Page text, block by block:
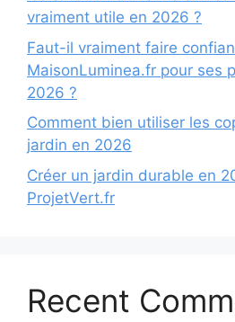
vraiment utile en 2026 ?
Faut-il vraiment faire
MaisonLuminea.fr pour ses
2026 ?
Comment bien utiliser les
jardin en 2026
Créer un jardin durable en
ProjetVert.fr
Recent